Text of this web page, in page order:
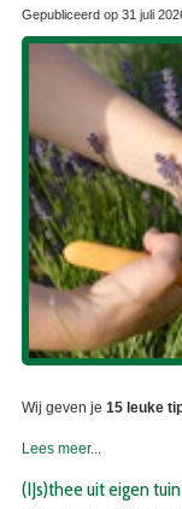
Gepubliceerd op 31 juli
Wij geven je 15 leuke
Lees meer...
(IJs)thee uit eigen tuin